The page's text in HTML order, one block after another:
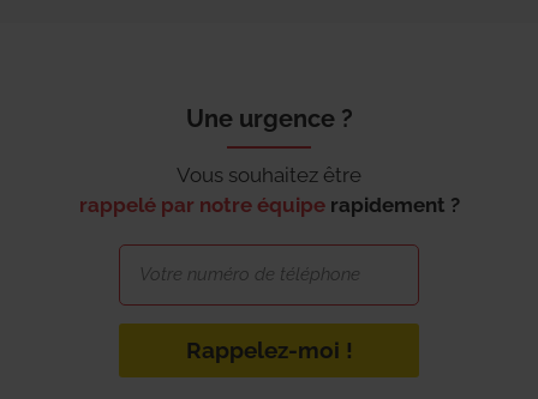
Une urgence ?
Vous souhaitez être
rappelé par notre équipe rapidement ?
Rappelez-moi !